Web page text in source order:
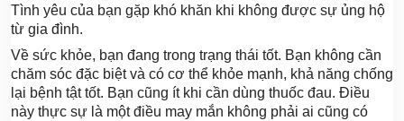
Tình yêu của bạn gặp khó khăn khi không được sự ủng hộ
từ gia đình.
Về sức khỏe, bạn đang trong trạng thái tốt. Bạn không cần
chăm sóc đặc biệt và có cơ thể khỏe mạnh, khả năng chống
lại bệnh tật tốt. Bạn cũng ít khi cần dùng thuốc đau. Điều
này thực sự là một điều may mắn không phải ai cũng có